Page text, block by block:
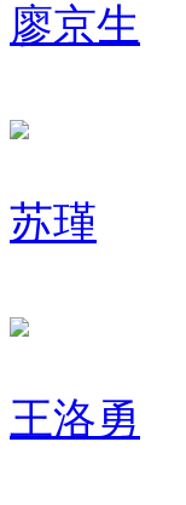
廖京生
苏瑾
王洛勇